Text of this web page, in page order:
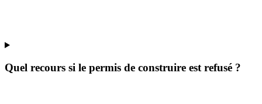
Quel recours si le permis de construire est refusé ?